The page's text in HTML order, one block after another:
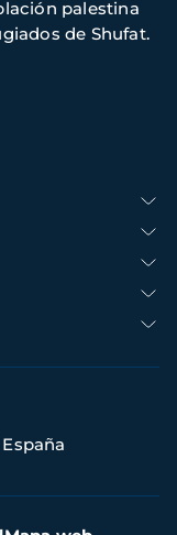
palestina
de Shufat.